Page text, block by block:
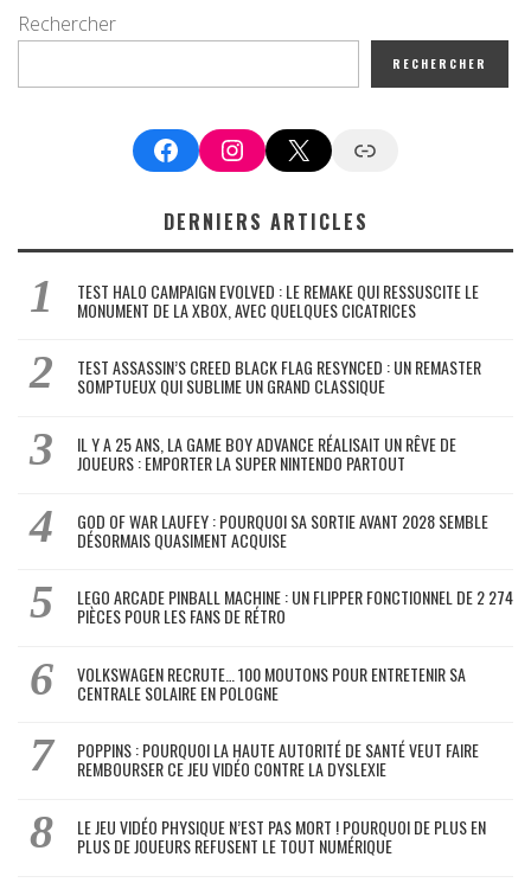
Rechercher
RECHERCHER
FacebookInstagram
X Google News
DERNIERS ARTICLES
TEST HALO CAMPAIGN EVOLVED : LE REMAKE QUI RESSUSCITE LE
MONUMENT DE LA XBOX, AVEC QUELQUES CICATRICES
TEST ASSASSIN’S CREED BLACK FLAG RESYNCED : UN REMASTER
SOMPTUEUX QUI SUBLIME UN GRAND CLASSIQUE
IL Y A 25 ANS, LA GAME BOY ADVANCE RÉALISAIT UN RÊVE DE
JOUEURS : EMPORTER LA SUPER NINTENDO PARTOUT
GOD OF WAR LAUFEY : POURQUOI SA SORTIE AVANT 2028 SEMBLE
DÉSORMAIS QUASIMENT ACQUISE
LEGO ARCADE PINBALL MACHINE : UN FLIPPER FONCTIONNEL DE 2 274
PIÈCES POUR LES FANS DE RÉTRO
VOLKSWAGEN RECRUTE… 100 MOUTONS POUR ENTRETENIR SA
CENTRALE SOLAIRE EN POLOGNE
POPPINS : POURQUOI LA HAUTE AUTORITÉ DE SANTÉ VEUT FAIRE
REMBOURSER CE JEU VIDÉO CONTRE LA DYSLEXIE
LE JEU VIDÉO PHYSIQUE N’EST PAS MORT ! POURQUOI DE PLUS EN
PLUS DE JOUEURS REFUSENT LE TOUT NUMÉRIQUE